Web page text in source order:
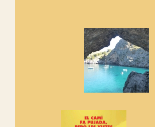
Si no podem caminar,
cosa hem de fer...
Els Centpeus signen el
Manifest a favor dels
Si ets una entitat o
adhereix-te al manifest!